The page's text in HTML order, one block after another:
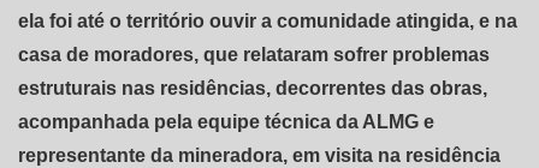
ela foi até o território ouvir a comunidade atingida, e na
casa de moradores, que relataram sofrer problemas
estruturais nas residências, decorrentes das obras,
acompanhada pela equipe técnica da ALMG e
representante da mineradora, em visita na residência